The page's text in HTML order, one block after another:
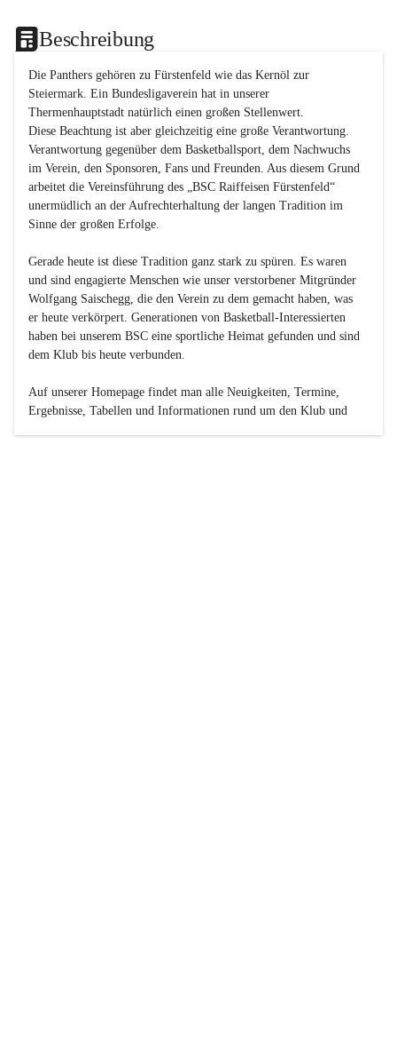
Beschreibung
Die Panthers gehören zu Fürstenfeld wie das Kernöl zur
Steiermark. Ein Bundesligaverein hat in unserer
Thermenhauptstadt natürlich einen großen Stellenwert.
Diese Beachtung ist aber gleichzeitig eine große Verantwortung.
Verantwortung gegenüber dem Basketballsport, dem Nachwuchs
im Verein, den Sponsoren, Fans und Freunden. Aus diesem Grund
arbeitet die Vereinsführung des „BSC Raiffeisen Fürstenfeld“
unermüdlich an der Aufrechterhaltung der langen Tradition im
Sinne der großen Erfolge.
Gerade heute ist diese Tradition ganz stark zu spüren. Es waren
und sind engagierte Menschen wie unser verstorbener Mitgründer
Wolfgang Saischegg, die den Verein zu dem gemacht haben, was
er heute verkörpert. Generationen von Basketball-Interessierten
haben bei unserem BSC eine sportliche Heimat gefunden und sind
dem Klub bis heute verbunden.
Auf unserer Homepage findet man alle Neuigkeiten, Termine,
Ergebnisse, Tabellen und Informationen rund um den Klub und